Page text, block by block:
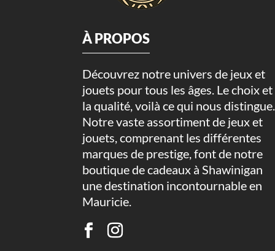
À PROPOS
Découvrez notre univers de jeux et
jouets pour tous les âges. Le choix et
la qualité, voilà ce qui nous distingue.
Notre vaste assortiment de jeux et
jouets, comprenant les différentes
marques de prestige, font de notre
boutique de cadeaux à Shawinigan
une destination incontournable en
Mauricie.